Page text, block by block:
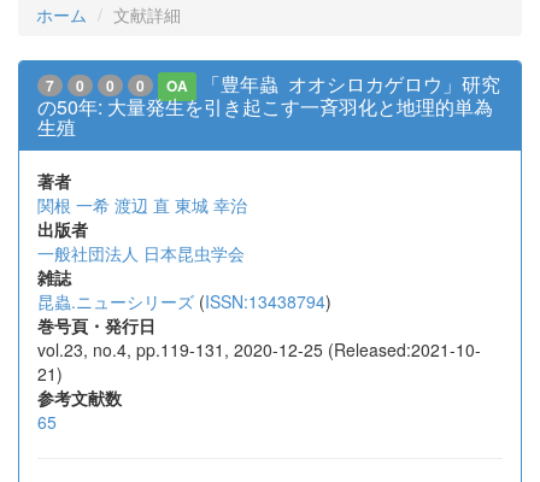
ホーム 文献詳細
7 0 0 0 OA
「豊年蟲 オオシロカゲロウ」研究
の50年: 大量発生を引き起こす一斉羽化と地理的単為
生殖
著者
関根 一希 渡辺 直 東城 幸治
出版者
一般社団法人 日本昆虫学会
雑誌
昆蟲.ニューシリーズ (ISSN:13438794)
巻号頁・発行日
vol.23, no.4, pp.119-131, 2020-12-25 (Released:2021-10-
21)
参考文献数
65